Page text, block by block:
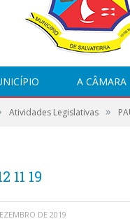
A CÂMARA
Atividades Legislativas »
11 19
DE 2019